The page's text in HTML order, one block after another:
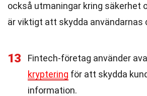
också utmaningar kring säkerhet
är viktigt att skydda användarnas
13
Fintech-företag använder
kryptering för att skydda
information.